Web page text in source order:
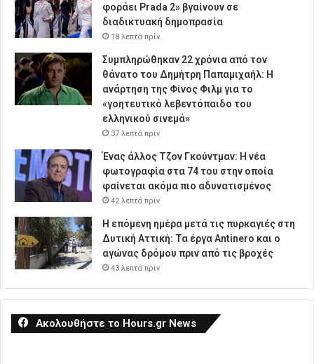
φοράει Prada 2» βγαίνουν σε
διαδικτυακή δημοπρασία
18 λεπτά πρίν
Συμπληρώθηκαν 22 χρόνια από τον
θάνατο του Δημήτρη Παπαμιχαήλ: Η
ανάρτηση της Φίνος Φιλμ για το
«γοητευτικό λεβεντόπαιδο του
ελληνικού σινεμά»
37 λεπτά πρίν
Ένας άλλος Τζον Γκούντμαν: H νέα
φωτογραφία στα 74 του στην οποία
φαίνεται ακόμα πιο αδυνατισμένος
42 λεπτά πρίν
Η επόμενη ημέρα μετά τις πυρκαγιές στη
Δυτική Αττική: Τα έργα Antinero και ο
αγώνας δρόμου πριν από τις βροχές
43 λεπτά πρίν
Ακολουθήστε το Hours.gr News